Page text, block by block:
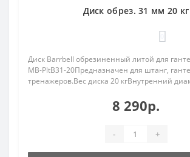
Диск обрез. 31 мм 20 кг
Диск Barrbell обрезиненный литой для
MB-PltB31-20Предназначен для штанг,
тренажеров.Вес диска 20 кгВнутренний
8 290р.
- +